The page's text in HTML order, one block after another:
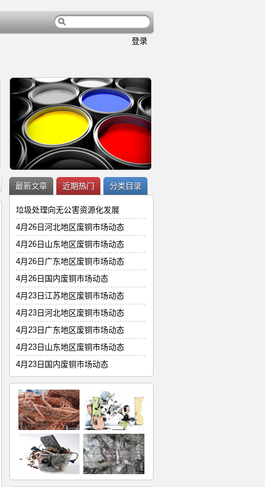
登录
详细内容
4月26日广东地区废铜市场动态
最新文章 近期热门 分类目录
垃圾处理向无公害资源化发展
4月26日河北地区废铜市场动态
4月26日山东地区废铜市场动态
4月26日广东地区废铜市场动态
4月26日国内废铜市场动态
4月23日江苏地区废铜市场动态
4月23日河北地区废铜市场动态
4月23日广东地区废铜市场动态
4月23日山东地区废铜市场动态
4月23日国内废铜市场动态